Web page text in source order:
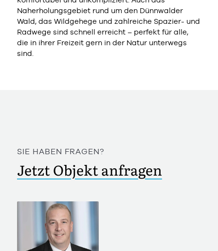
Naherholungsgebiet rund um den Dünnwalder
Wald, das Wildgehege und zahlreiche Spazier- und
Radwege sind schnell erreicht – perfekt für alle,
die in ihrer Freizeit gern in der Natur unterwegs
sind.
SIE HABEN FRAGEN?
Jetzt Objekt anfragen